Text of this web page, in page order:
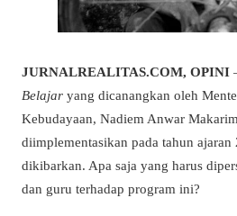
JURNALREALITAS.COM, OPINI
Belajar yang dicanangkan oleh
Kebudayaan, Nadiem Anwar
diimplementasikan pada tahun ajaran
dikibarkan. Apa saja yang harus
dan guru terhadap program ini?